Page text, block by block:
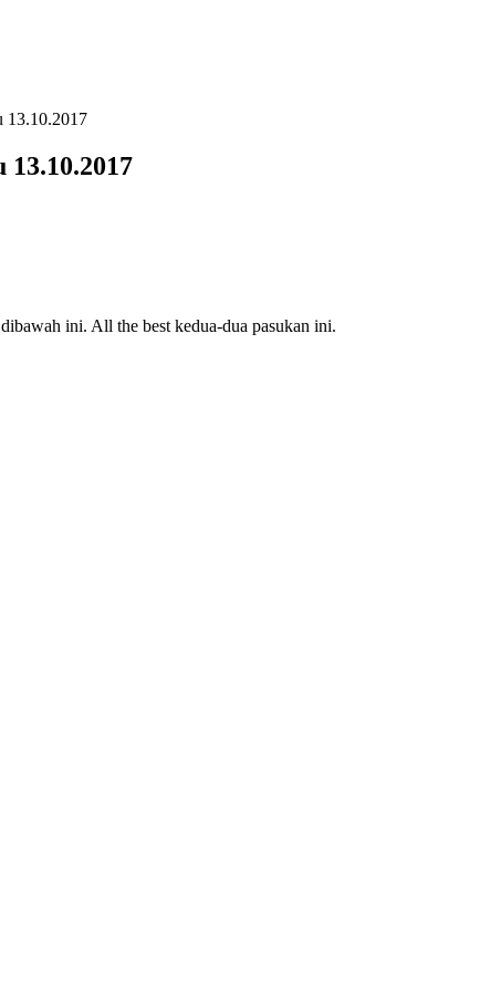
13.10.2017
ini. All the best kedua-dua pasukan ini.